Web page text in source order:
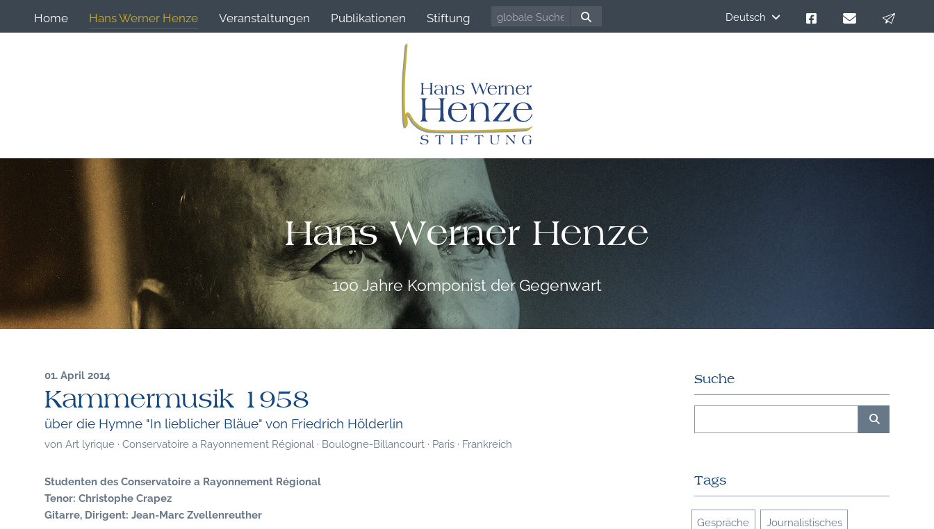
Home Hans Werner Henze Veranstaltungen Publikationen Stiftung Deutsch
Hans Werner Henze
100 Jahre Komponist der Gegenwart
01. April 2014
Kammermusik 1958
über die Hymne "In lieblicher Bläue" von Friedrich Hölderlin
von Art lyrique · Conservatoire a Rayonnement Régional · Boulogne-Billancourt · Paris · Frankreich
Studenten des Conservatoire a Rayonnement Régional
Tenor: Christophe Crapez
Gitarre, Dirigent: Jean-Marc Zvellenreuther
Suche
Tags
Gespräche Journalistisches